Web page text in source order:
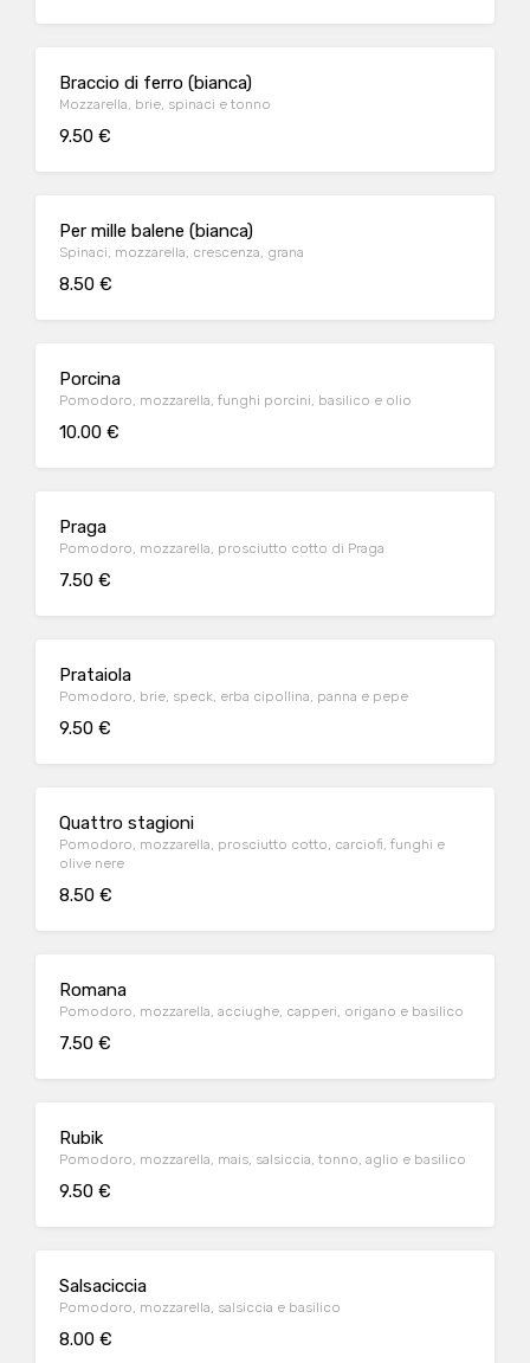
Braccio di ferro (bianca)
Mozzarella, brie, spinaci e tonno
9.50 €
Per mille balene (bianca)
Spinaci, mozzarella, crescenza, grana
8.50 €
Porcina
Pomodoro, mozzarella, funghi porcini, basilico e olio
10.00 €
Praga
Pomodoro, mozzarella, prosciutto cotto di Praga
7.50 €
Prataiola
Pomodoro, brie, speck, erba cipollina, panna e pepe
9.50 €
Quattro stagioni
Pomodoro, mozzarella, prosciutto cotto, carciofi, funghi e
olive nere
8.50 €
Romana
Pomodoro, mozzarella, acciughe, capperi, origano e basilico
7.50 €
Rubik
Pomodoro, mozzarella, mais, salsiccia, tonno, aglio e basilico
9.50 €
Salsaciccia
Pomodoro, mozzarella, salsiccia e basilico
8.00 €